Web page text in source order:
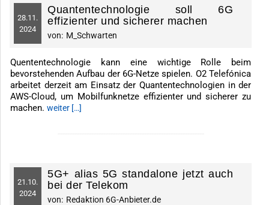
28.11.
2024
Quantentechnologie soll 6G
effizienter und sicherer machen
von: M_Schwarten
Quententechnologie kann eine wichtige Rolle beim
bevorstehenden Aufbau der 6G-Netze spielen. O2 Telefónica
arbeitet derzeit am Einsatz der Quantentechnologien in der
AWS-Cloud, um Mobilfunknetze effizienter und sicherer zu
machen. weiter […]
21.10.
2024
5G+ alias 5G standalone jetzt auch
bei der Telekom
von: Redaktion 6G-Anbieter.de